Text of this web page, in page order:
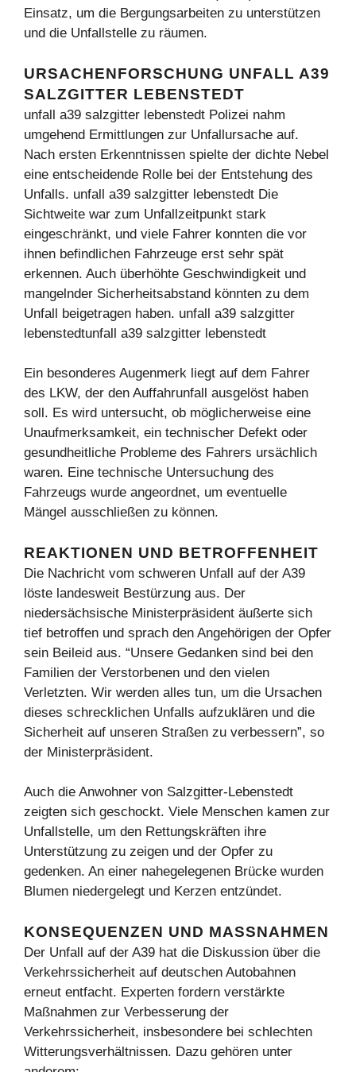
Einsatz, um die Bergungsarbeiten zu unterstützen
und die Unfallstelle zu räumen.
URSACHENFORSCHUNG UNFALL A39
SALZGITTER LEBENSTEDT
unfall a39 salzgitter lebenstedt Polizei nahm
umgehend Ermittlungen zur Unfallursache auf.
Nach ersten Erkenntnissen spielte der dichte Nebel
eine entscheidende Rolle bei der Entstehung des
Unfalls. unfall a39 salzgitter lebenstedt Die
Sichtweite war zum Unfallzeitpunkt stark
eingeschränkt, und viele Fahrer konnten die vor
ihnen befindlichen Fahrzeuge erst sehr spät
erkennen. Auch überhöhte Geschwindigkeit und
mangelnder Sicherheitsabstand könnten zu dem
Unfall beigetragen haben. unfall a39 salzgitter
lebenstedtunfall a39 salzgitter lebenstedt
Ein besonderes Augenmerk liegt auf dem Fahrer
des LKW, der den Auffahrunfall ausgelöst haben
soll. Es wird untersucht, ob möglicherweise eine
Unaufmerksamkeit, ein technischer Defekt oder
gesundheitliche Probleme des Fahrers ursächlich
waren. Eine technische Untersuchung des
Fahrzeugs wurde angeordnet, um eventuelle
Mängel ausschließen zu können.
REAKTIONEN UND BETROFFENHEIT
Die Nachricht vom schweren Unfall auf der A39
löste landesweit Bestürzung aus. Der
niedersächsische Ministerpräsident äußerte sich
tief betroffen und sprach den Angehörigen der Opfer
sein Beileid aus. “Unsere Gedanken sind bei den
Familien der Verstorbenen und den vielen
Verletzten. Wir werden alles tun, um die Ursachen
dieses schrecklichen Unfalls aufzuklären und die
Sicherheit auf unseren Straßen zu verbessern”, so
der Ministerpräsident.
Auch die Anwohner von Salzgitter-Lebenstedt
zeigten sich geschockt. Viele Menschen kamen zur
Unfallstelle, um den Rettungskräften ihre
Unterstützung zu zeigen und der Opfer zu
gedenken. An einer nahegelegenen Brücke wurden
Blumen niedergelegt und Kerzen entzündet.
KONSEQUENZEN UND MASSNAHMEN
Der Unfall auf der A39 hat die Diskussion über die
Verkehrssicherheit auf deutschen Autobahnen
erneut entfacht. Experten fordern verstärkte
Maßnahmen zur Verbesserung der
Verkehrssicherheit, insbesondere bei schlechten
Witterungsverhältnissen. Dazu gehören unter